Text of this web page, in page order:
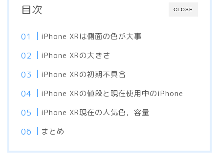
CLOSE
目次
iPhone XRは側面の色が大事
iPhone XRの大きさ
iPhone XRの初期不具合
iPhone XRの値段と現在使用中のiPhone
iPhone XR現在の人気色，容量
まとめ